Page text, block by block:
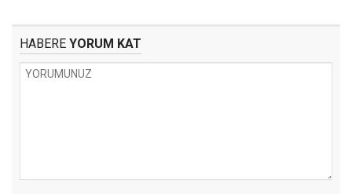
HABERE YORUM KAT